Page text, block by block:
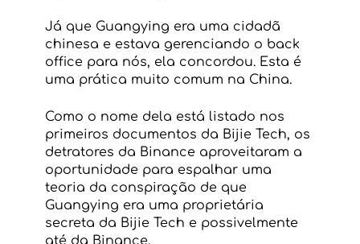
Já que Guangying era uma cidadã
chinesa e estava gerenciando o back
office para nós, ela concordou. Esta é
uma prática muito comum na China.
Como o nome dela está listado nos
primeiros documentos da Bijie Tech, os
detratores da Binance aproveitaram a
oportunidade para espalhar uma
teoria da conspiração de que
Guangying era uma proprietária
secreta da Bijie Tech e possivelmente
até da Binance.